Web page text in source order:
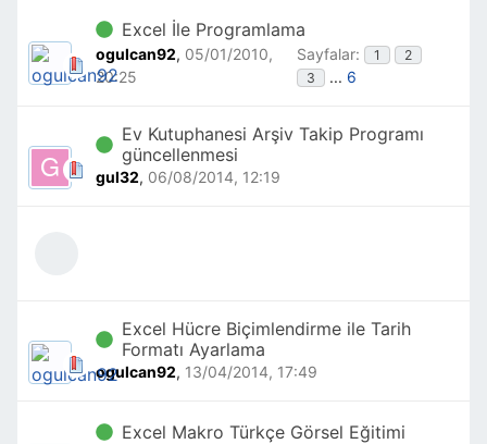
Excel İle Programlama
ogulcan92, 05/01/2010,
20:25
Sayfalar: 1
2
3
... 6
Ev Kutuphanesi Arşiv Takip Programı
güncellenmesi
gul32, 06/08/2014, 12:19
Excel Hücre Biçimlendirme ile Tarih
Formatı Ayarlama
ogulcan92, 13/04/2014, 17:49
Excel Makro Türkçe Görsel Eğitimi